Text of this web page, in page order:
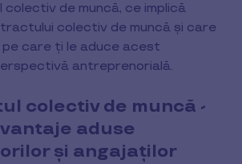
de muncă, ce implică
colectiv de muncă și care
care ți le aduce acest
antreprenorială.
colectiv de muncă -
aduse
și angajaților